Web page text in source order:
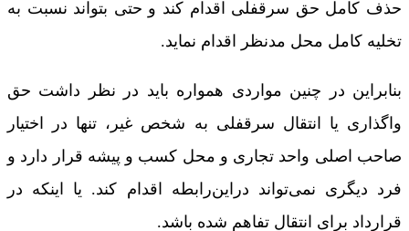
حذف کامل حق سرقفلی اقدام کند و حتی بتواند نسبت به
تخلیه کامل محل مدنظر اقدام نماید.
بنابراین در چنین مواردی همواره باید در نظر داشت حق
واگذاری یا انتقال سرقفلی به شخص غیر، تنها در اختیار
صاحب اصلی واحد تجاری و محل کسب و پیشه قرار دارد و
فرد دیگری نمی‌‌تواند دراین‌رابطه اقدام کند. یا اینکه در
قرارداد برای انتقال تفاهم شده باشد.